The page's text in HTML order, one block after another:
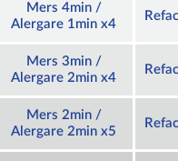
Mers 4min /
Alergare 1min x4
Mers 3min /
Alergare 2min x4
Mers 2min /
Alergare 2min x5